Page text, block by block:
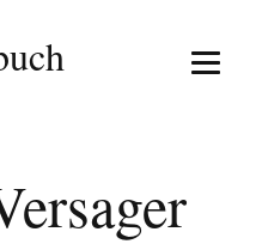
Menü